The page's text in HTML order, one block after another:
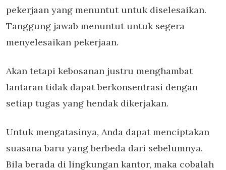
pekerjaan yang menuntut untuk diselesaikan.
Tanggung jawab menuntut untuk segera
menyelesaikan pekerjaan.
Akan tetapi kebosanan justru menghambat
lantaran tidak dapat berkonsentrasi dengan
setiap tugas yang hendak dikerjakan.
Untuk mengatasinya, Anda dapat menciptakan
suasana baru yang berbeda dari sebelumnya.
Bila berada di lingkungan kantor, maka cobalah